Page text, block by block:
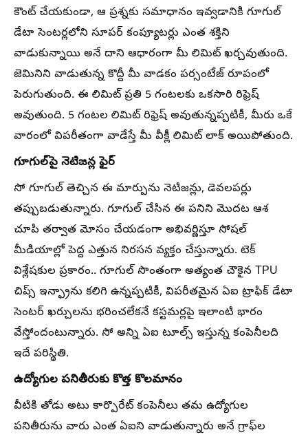
కౌంట్ చేయకుండా, ఆ ప్రశ్నకు సమాధానం ఇవ్వడానికి గూగుల్
డేటా సెంటర్లలోని సూపర్‌ కంప్యూటర్లు ఎంత శక్తిని
వాడుకున్నాయి అనే దాని ఆధారంగా మీ లిమిట్ ఖర్చవుతుంది.
జెమినిని వాడుతున్న కొద్దీ మీ వాడకం పర్సంటేజ్ రూపంలో
పెరుగుతుంది. ఈ లిమిట్ ప్రతి 5 గంటలకు ఒకసారి రిఫ్రెష్
అవుతుంది. 5 గంటల లిమిట్ రిఫ్రెష్ అవుతున్నప్పటికీ, మీరు ఒకే
వారంలో విపరీతంగా వాడేస్తే మీ వీక్లీ లిమిట్ లాక్ అయిపోతుంది.
గూగుల్‌పై నెటిజన్ల ఫైర్
సో గూగుల్ తెచ్చిన ఈ మార్పును నెటిజన్లు, డెవలపర్లు
తప్పుబడుతున్నారు. గూగుల్ చేసిన ఈ పనిని మొదట ఆశ
చూపి తర్వాత మోసం చేయడంగా అభివర్ణిస్తూ సోషల్
మీడియాల్లో పెద్ద ఎత్తున నిరసన వ్యక్తం చేస్తున్నారు. టెక్
విశ్లేషకుల ప్రకారం.. గూగుల్ సొంతంగా అత్యంత చౌకైన TPU
చిప్స్ ఇన్ఫ్రాను కలిగి ఉన్నప్పటికీ, విపరీతమైన ఏఐ ట్రాఫిక్ డేటా
సెంటర్ ఖర్చులను భరించలేకనే కస్టమర్లపై ఇలాంటి భారం
వేస్తోందంటున్నారు. సో అన్ని ఏఐ టూల్స్ ఇస్తున్న కంపెనీలది
ఇదే పరిస్థితి.
ఉద్యోగుల పనితీరుకు కొత్త కొలమానం
వీటికి తోడు అటు కార్పొరేట్ కంపెనీలు తమ ఉద్యోగుల
పనితీరును వారు ఎంత ఏఐని వాడుతున్నారు అనే గ్రాఫ్‌ల